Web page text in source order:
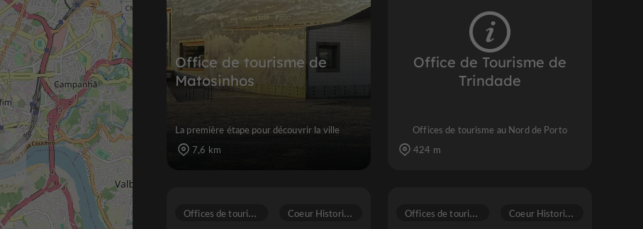
Office de tourisme de
Matosinhos
La première étape pour découvrir la ville
7,6 km
Office de Tourisme de
Trindade
Offices de tourisme au Nord de Porto
424 m
O
ffices de tourisme C
oeur Historique O
ffices de tourisme C
oeur Historique